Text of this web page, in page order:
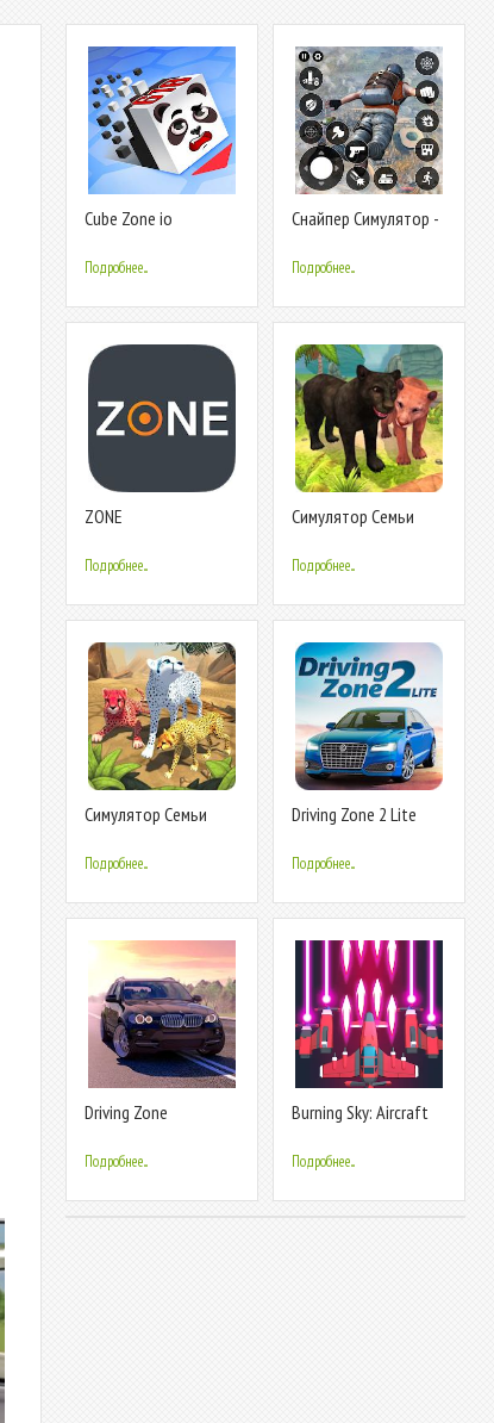
Cube Zone io
Подробнее...
Cнайпер Cимулятор -
Подробнее...
ZONE
Подробнее...
Cимулятор Семьи
Онлайн
Подробнее...
Cимулятор Семьи
Подробнее...
Driving Zone 2 Lite
Подробнее...
Driving Zone
Подробнее...
Burning Sky: Aircraft
Подробнее...